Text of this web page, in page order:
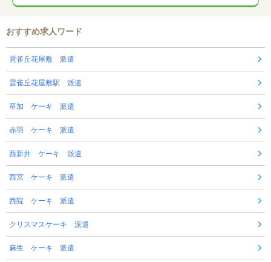
おすすめ求人ワード
雲雀丘花屋敷 派遣
雲雀丘花屋敷駅 派遣
草加 ケーキ 派遣
赤羽 ケーキ 派遣
西新井 ケーキ 派遣
西宮 ケーキ 派遣
西院 ケーキ 派遣
クリスマスケーキ 派遣
麻生 ケーキ 派遣